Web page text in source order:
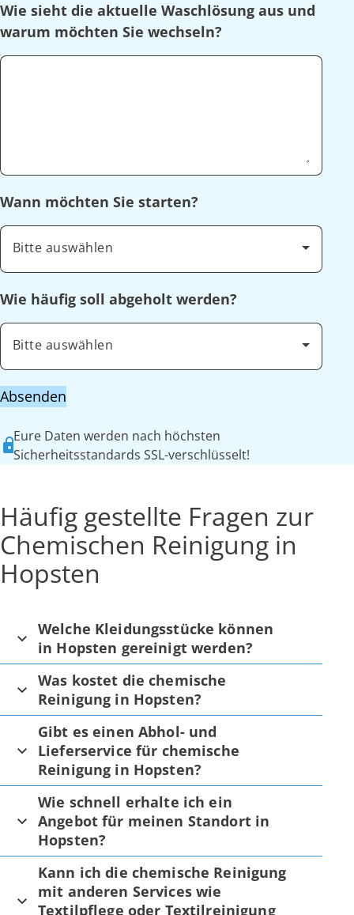
Wie sieht die aktuelle Waschlösung aus und
warum möchten Sie wechseln?
Wann möchten Sie starten?
Bitte auswählen
Wie häufig soll abgeholt werden?
Bitte auswählen
Absenden
Eure Daten werden nach höchsten
Sicherheitsstandards SSL-verschlüsselt!
Häufig gestellte Fragen zur
Chemischen Reinigung in
Hopsten
Welche Kleidungsstücke können
in Hopsten gereinigt werden?
Was kostet die chemische
Reinigung in Hopsten?
Gibt es einen Abhol- und
Lieferservice für chemische
Reinigung in Hopsten?
Wie schnell erhalte ich ein
Angebot für meinen Standort in
Hopsten?
Kann ich die chemische Reinigung
mit anderen Services wie
Textilpflege oder Textilreinigung